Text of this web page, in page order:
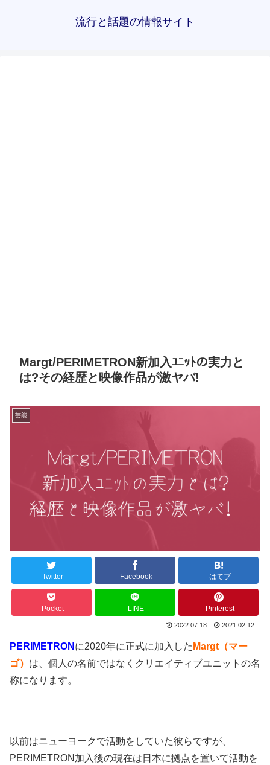
流行と話題の情報サイト
Margt/PERIMETRON新加入ﾕﾆｯﾄの実力と
は?その経歴と映像作品が激ヤバ!
芸能
Twitter Facebook はてブ
Pocket LINE Pinterest
2022.07.18 2021.02.12
PERIMETRON に2020年に正式に加入した Margt（マー
ゴ） は、個人の名前ではなくクリエイティブユニットの名
称になります。
以前はニューヨークで活動をしていた彼らですが、
PERIMETRON加入後の現在は日本に拠点を置いて活動を